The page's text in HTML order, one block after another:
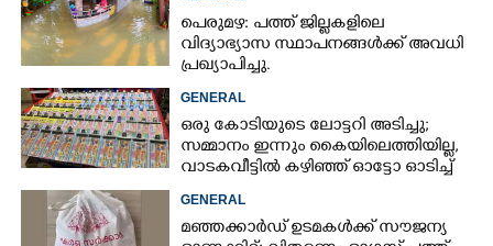
പെരുമഴ: പത്ത് ജില്ലകളിലെ
വിദ്യാഭ്യാസ സ്ഥാപനങ്ങൾക്ക് അവധി
പ്രഖ്യാപിച്ചു.
GENERAL
ഒരു കോടിയുടെ ലോട്ടറി അടിച്ചു;
സമ്മാനം ഇന്നും കൈയിലെത്തിയില്ല,
വാടകവീട്ടിൽ കഴിഞ്ഞ് ഓട്ടോ ഓടിച്ച്
73കാരൻ
GENERAL
മഞ്ഞക്കാർഡ് ഉടമകൾക്ക് സൗജന്യ